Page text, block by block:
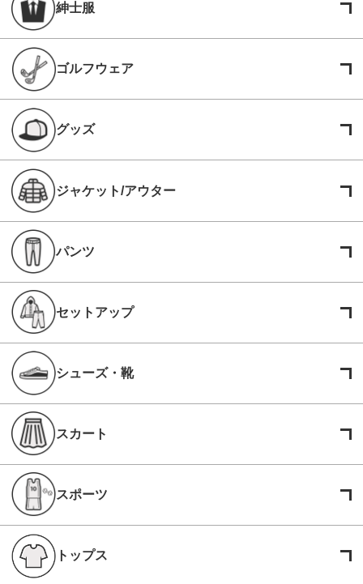
紳士服
ゴルフウェア
グッズ
ジャケット/アウター
パンツ
セットアップ
シューズ・靴
スカート
スポーツ
トップス